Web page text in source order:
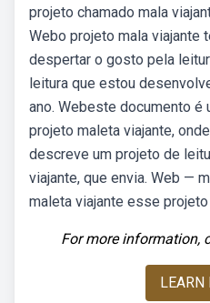
projeto chamado mala
Webo projeto mala viajante
despertar o gosto pela
leitura que estou
ano. Webeste documento é
projeto maleta viajante,
descreve um projeto de
viajante, que envia. Web —
maleta viajante esse
For more information,
LEARN